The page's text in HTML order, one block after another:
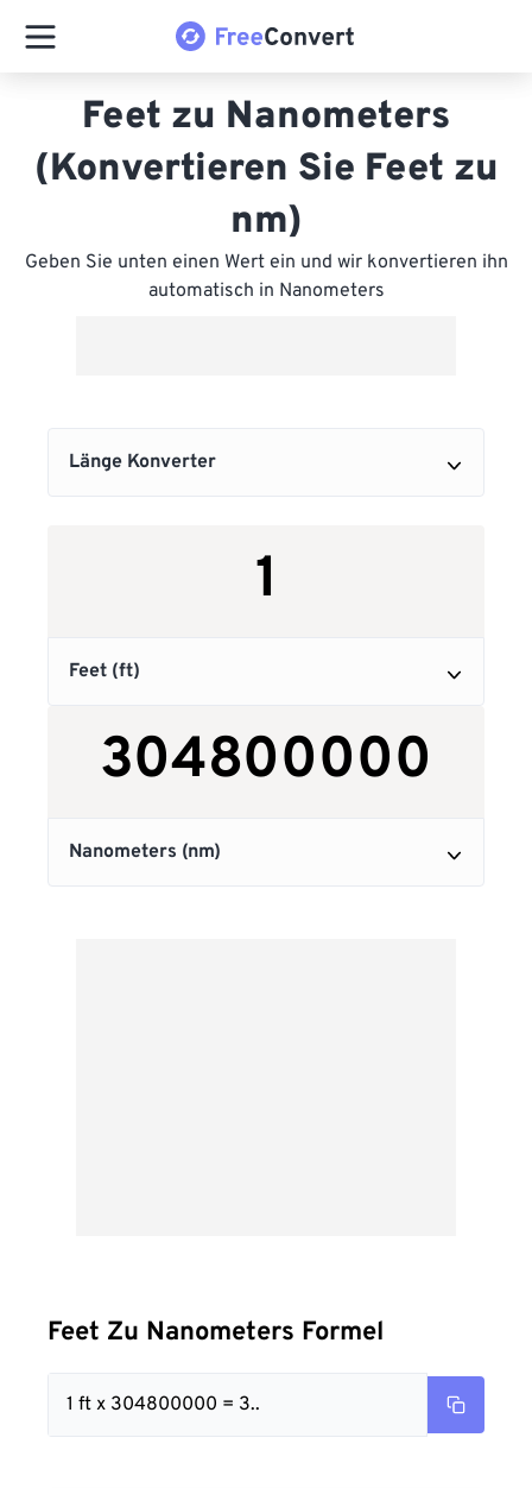
Feet zu Nanometers
(Konvertieren Sie Feet zu
nm)
Geben Sie unten einen Wert ein und wir konvertieren ihn
automatisch in Nanometers
Feet Zu Nanometers Formel
1 ft x 304800000 = 3..